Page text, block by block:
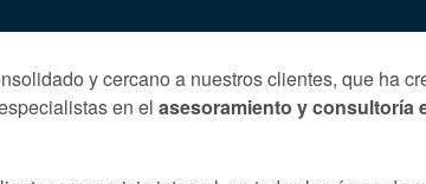
y cercano a nuestros clientes, que ha
en el asesoramiento y consultoría